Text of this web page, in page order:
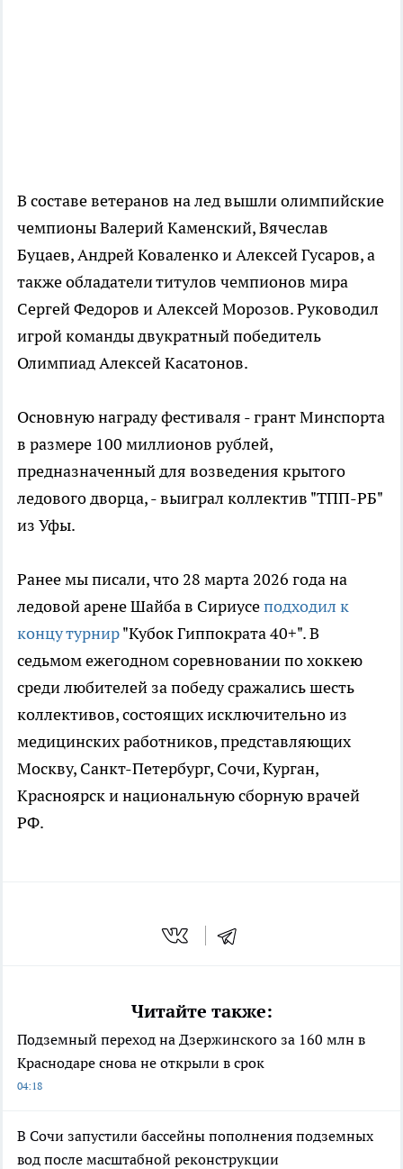
В составе ветеранов на лед вышли олимпийские
чемпионы Валерий Каменский, Вячеслав
Буцаев, Андрей Коваленко и Алексей Гусаров, а
также обладатели титулов чемпионов мира
Сергей Федоров и Алексей Морозов. Руководил
игрой команды двукратный победитель
Олимпиад Алексей Касатонов.
Основную награду фестиваля - грант Минспорта
в размере 100 миллионов рублей,
предназначенный для возведения крытого
ледового дворца, - выиграл коллектив "ТПП-РБ"
из Уфы.
Ранее мы писали, что 28 марта 2026 года на
ледовой арене Шайба в Сириусеподходил к
концу турнир"Кубок Гиппократа 40+". В
седьмом ежегодном соревновании по хоккею
среди любителей за победу сражались шесть
коллективов, состоящих исключительно из
медицинских работников, представляющих
Москву, Санкт-Петербург, Сочи, Курган,
Красноярск и национальную сборную врачей
РФ.
Читайте также:
Подземный переход на Дзержинского за 160 млн в
Краснодаре снова не открыли в срок
04:18
В Сочи запустили бассейны пополнения подземных
вод после масштабной реконструкции